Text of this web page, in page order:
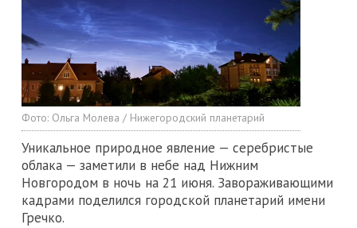
Фото: Ольга Молева / Нижегородский планетарий
Уникальное природное явление — серебристые
облака — заметили в небе над Нижним
Новгородом в ночь на 21 июня. Завораживающими
кадрами поделился городской планетарий имени
Гречко.